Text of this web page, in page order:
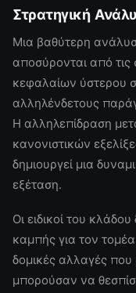
Στρατηγική
Μια βαθύτερη
αποσύρονται από τις
κεφαλαίων ύστερου
αλληλένδετους
Η αλληλεπίδραση
κανονιστικών
δημιουργεί μια
εξέταση.
Οι ειδικοί του
καμπής για τον
δομικές αλλαγές που
μπορούσαν να